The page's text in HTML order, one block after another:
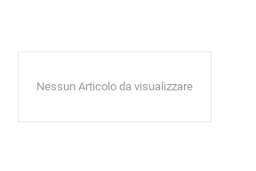
Nessun Articolo da visualizzare